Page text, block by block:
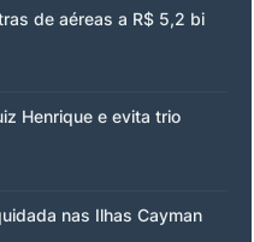
de aéreas a R$ 5,2 bi
Henrique e evita trio
nas Ilhas Cayman